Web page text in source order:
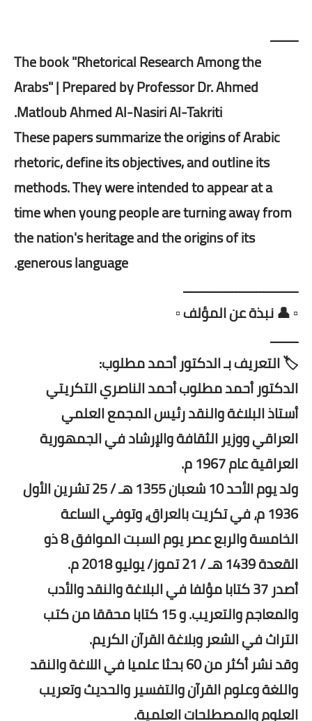
ــــــــ
The book "Rhetorical Research Among the
Arabs" | Prepared by Professor Dr. Ahmed
Matloub Ahmed Al-Nasiri Al-Takriti.
These papers summarize the origins of Arabic
rhetoric, define its objectives, and outline its
methods. They were intended to appear at a
time when young people are turning away from
the nation's heritage and the origins of its
generous language.
ـــــــــــــــــــــــــــــــــ
▫️ 👤 نبذة عن المؤلف ▫️
ــــــــ
🏷️ التعريف بـ الدكتور أحمد مطلوب:
الدكتور أحمد مطلوب أحمد الناصري التكريتي
أستاذ البلاغة والنقد رئيس المجمع العلمي
العراقي ووزير الثقافة والإرشاد في الجمهورية
العراقية عام 1967 م.
ولد يوم الأحد 10 شعبان 1355 هـ / 25 تشرين الأول
1936 م، في تكريت بالعراق، وتوفي الساعة
الخامسة والربع عصر يوم السبت الموافق 8 ذو
القعدة 1439 هـ / 21 تموز/ يوليو 2018 م.
أصدر 37 كتابا مؤلفا في البلاغة والنقد والأدب
والمعاجم والتعريب. و 15 كتابا محققا من كتب
التراث في الشعر وبلاغة القرآن الكريم.
وقد نشر أكثر من 60 بحثا علميا في اللاغة والنقد
واللغة وعلوم القرآن والتفسير والحديث وتعريب
العلوم والمصطلحات العلمية.